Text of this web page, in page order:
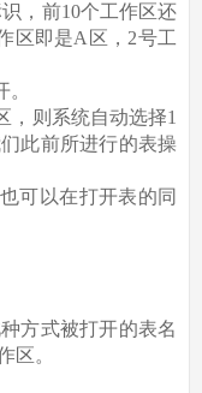
，前10个工作区还
区即是A区，2号工
则系统自动选择1
此前所进行的表操
可以在打开表的同
方式被打开的表名
区。